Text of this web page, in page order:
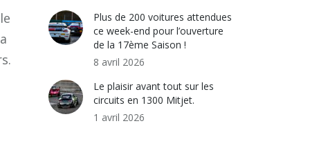
Plus de 200 voitures attendues
ce week-end pour l’ouverture
de la 17ème Saison !
8 avril 2026
Le plaisir avant tout sur les
circuits en 1300 Mitjet.
1 avril 2026